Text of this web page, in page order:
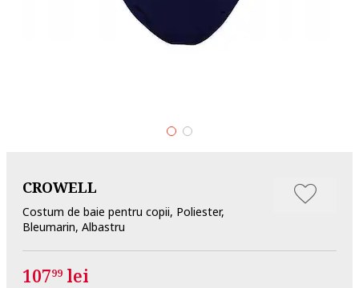
CROWELL
Costum de baie pentru copii, Poliester,
Bleumarin, Albastru
10799 lei